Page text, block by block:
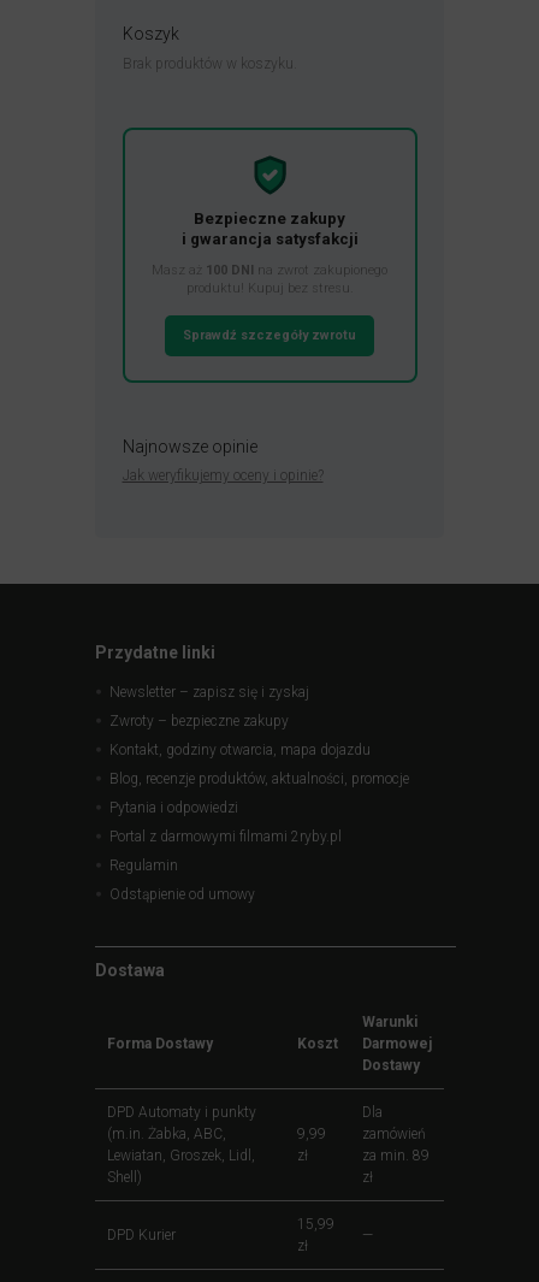
Koszyk
Brak produktów w koszyku.
Bezpieczne zakupy
i gwarancja satysfakcji
Masz aż 100 DNI
na zwrot zakupionego
produktu! Kupuj bez stresu.
Sprawdź szczegóły zwrotu
Najnowsze opinie
Jak weryfikujemy oceny i opinie?
Przydatne linki
Newsletter – zapisz się i zyskaj
Zwroty – bezpieczne zakupy
Kontakt, godziny otwarcia, mapa dojazdu
Blog, recenzje produktów, aktualności, promocje
Pytania i odpowiedzi
Portal z darmowymi filmami 2ryby.pl
Regulamin
Odstąpienie od umowy
Dostawa
Forma Dostawy Koszt
Warunki
Darmowej
Dostawy
DPD Automaty i punkty
(m.in. Żabka, ABC,
Lewiatan, Groszek, Lidl,
Shell)
9,99
zł
Dla
zamówień
za min. 89
zł
DPD Kurier
15,99
zł
—